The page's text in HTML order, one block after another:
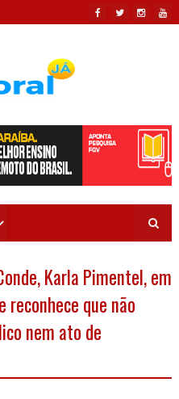
Karla Pimentel, em
reconhece que não
nem ato de